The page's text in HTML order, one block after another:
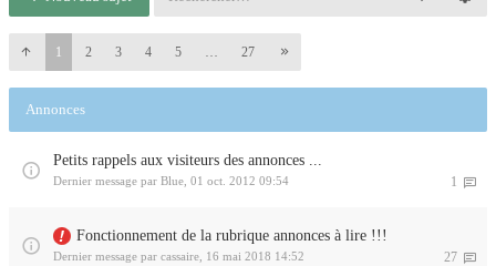
1 2 3 4 5 … 27
Annonces
Petits rappels aux visiteurs des annonces ...
1
Dernier message par Blue 01 oct. 2012 09:54
Fonctionnement de la rubrique annonces à lire !!!
27
Dernier message par cassaire 16 mai 2018 14:52